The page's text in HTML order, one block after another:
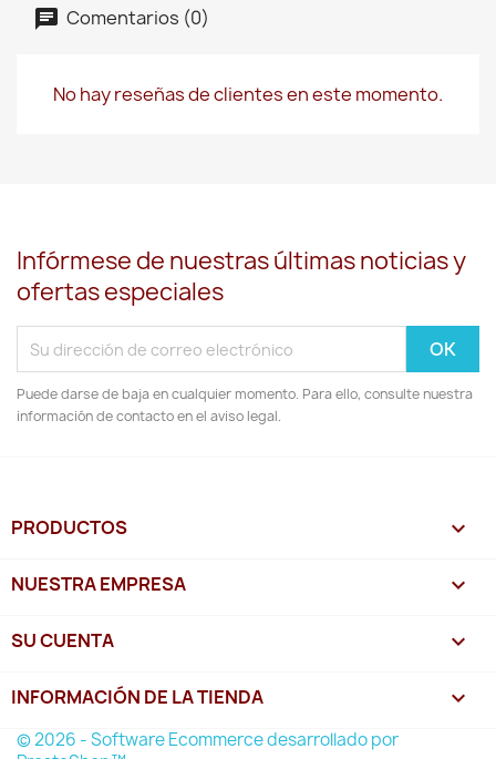
Comentarios (0)
No hay reseñas de clientes en este momento.
Infórmese de nuestras últimas noticias y
ofertas especiales
Puede darse de baja en cualquier momento. Para ello, consulte nuestra
información de contacto en el aviso legal.
PRODUCTOS 
NUESTRA EMPRESA 
SU CUENTA 
INFORMACIÓN DE LA TIENDA keyboard_arrow_down
© 2026 - Software Ecommerce desarrollado por